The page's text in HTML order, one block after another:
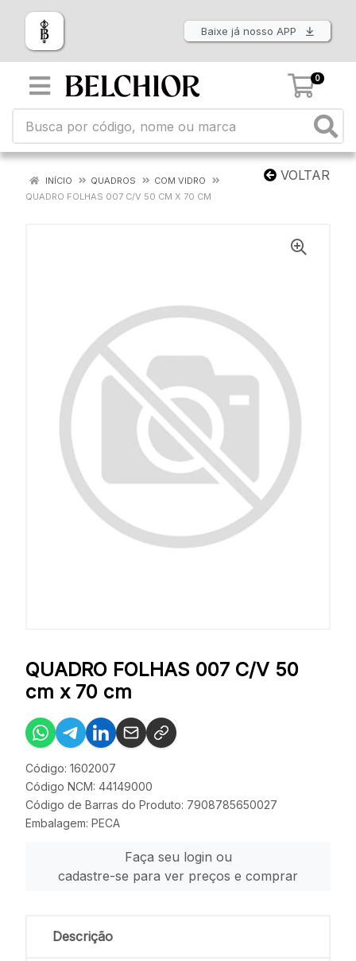
Baixe já nosso APP
0
VOLTAR
INÍCIO QUADROS
COM VIDRO
QUADRO FOLHAS 007 C/V 50 CM X 70 CM
QUADRO FOLHAS 007 C/V 50
cm x 70 cm
Código: 1602007
Código NCM: 44149000
Código de Barras do Produto: 7908785650027
Embalagem: PECA
Faça seu login ou
cadastre-se para ver preços e comprar
Descrição